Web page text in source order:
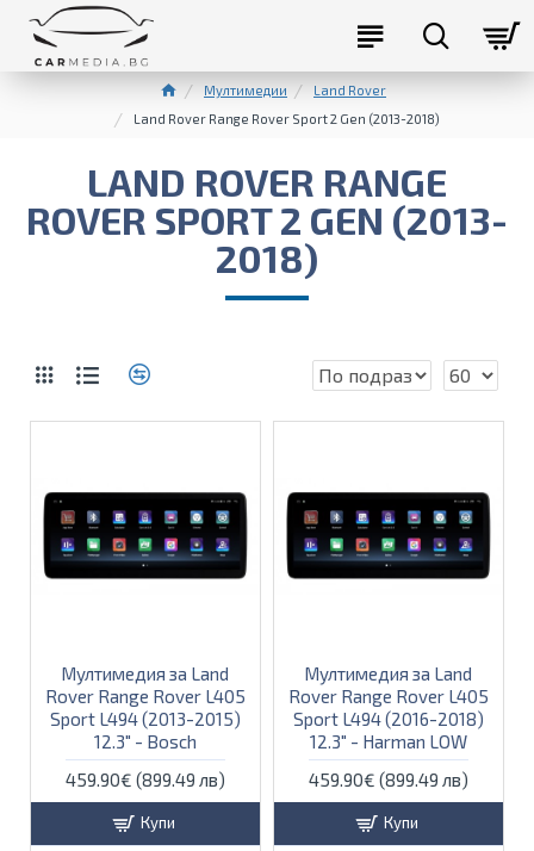
Мултимедии
Land Rover
Land Rover Range Rover Sport 2 Gen (2013-2018)
LAND ROVER RANGE
ROVER SPORT 2 GEN (2013-
2018)
Мултимедия за Land
Rover Range Rover L405
Sport L494 (2013-2015)
12.3" - Bosch
459.90€ (899.49 лв)
Купи
Мултимедия за Land
Rover Range Rover L405
Sport L494 (2016-2018)
12.3" - Harman LOW
459.90€ (899.49 лв)
Купи